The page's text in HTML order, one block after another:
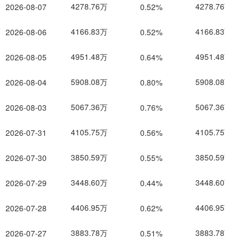
2026-08-07
2026-08-06
2026-08-05
2026-08-04
2026-08-03
2026-07-31
2026-07-30
2026-07-29
2026-07-28
2026-07-27
4278.76万 0.52%
4166.83万 0.52%
4951.48万 0.64%
5908.08万 0.80%
5067.36万 0.76%
4105.75万 0.56%
3850.59万 0.55%
3448.60万 0.44%
4406.95万 0.62%
3883.78万 0.51%